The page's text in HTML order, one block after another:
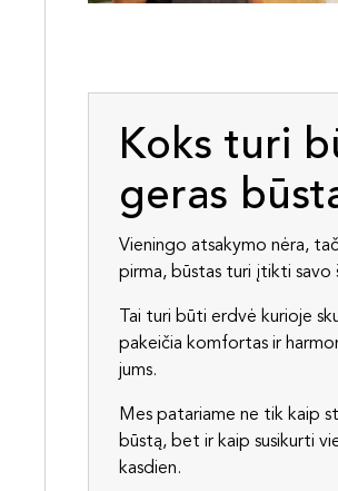
Koks turi
geras
Vieningo atsakymo nėra,
pirma, būstas turi įtikti savo
Tai turi būti erdvė kurioje
pakeičia komfortas ir
jums.
Mes patariame ne tik kaip
būstą, bet ir kaip susikurti
kasdien.